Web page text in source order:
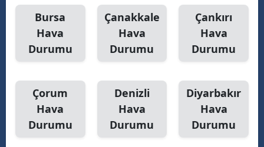
Bursa
Hava
Durumu
Çanakkale
Hava
Durumu
Çankırı
Hava
Durumu
Çorum
Hava
Durumu
Denizli
Hava
Durumu
Diyarbakır
Hava
Durumu